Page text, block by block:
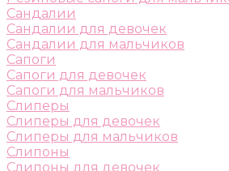
Сандалии
Сандалии для девочек
Сандалии для мальчиков
Сапоги
Сапоги для девочек
Сапоги для мальчиков
Слиперы
Слиперы для девочек
Слиперы для мальчиков
Слипоны
Слипоны для девочек